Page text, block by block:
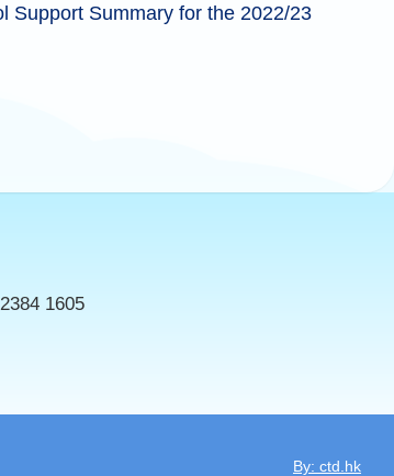
Support Summary for the 2022/23
2384 1605
By: ctd.hk